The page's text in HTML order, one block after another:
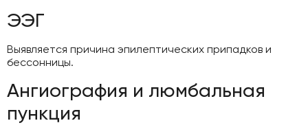
ЭЭГ
Выявляется причина эпилептических припадков и
бессонницы.
Ангиография и люмбальная
пункция